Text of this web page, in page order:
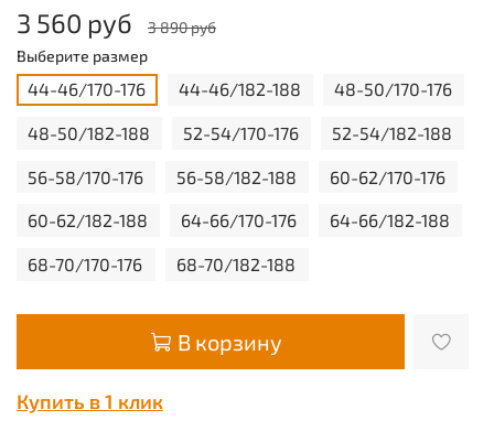
3 560 руб
3 890 руб
Выберите размер
44-46/170-176 44-46/182-188 48-50/170-176
48-50/182-188 52-54/170-176 52-54/182-188
56-58/170-176 56-58/182-188 60-62/170-176
60-62/182-188 64-66/170-176 64-66/182-188
68-70/170-176 68-70/182-188
В корзину
Купить в 1 клик